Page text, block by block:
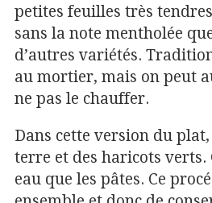
petites feuilles très
sans la note mentholée
d’autres variétés.
au mortier, mais on peut
ne pas le chauffer.
Dans cette version du
terre et des haricots verts.
eau que les pâtes. Ce